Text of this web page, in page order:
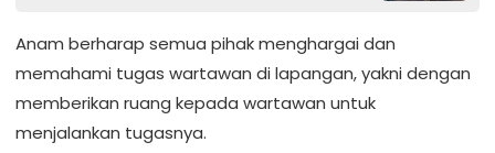
Anam berharap semua pihak menghargai dan
memahami tugas wartawan di lapangan, yakni dengan
memberikan ruang kepada wartawan untuk
menjalankan tugasnya.